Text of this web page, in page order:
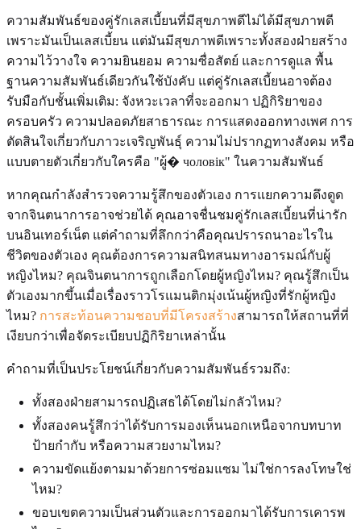
ความสัมพันธ์ของคู่รักเลสเบี้ยนที่มีสุขภาพดีไม่ได้มีสุขภาพดี
เพราะมันเป็นเลสเบี้ยน แต่มันมีสุขภาพดีเพราะทั้งสองฝ่ายสร้าง
ความไว้วางใจ ความยินยอม ความซื่อสัตย์ และการดูแล พื้น
ฐานความสัมพันธ์เดียวกันใช้บังคับ แต่คู่รักเลสเบี้ยนอาจต้อง
รับมือกับชั้นเพิ่มเติม: จังหวะเวลาที่จะออกมา ปฏิกิริยาของ
ครอบครัว ความปลอดภัยสาธารณะ การแสดงออกทางเพศ การ
ตัดสินใจเกี่ยวกับภาวะเจริญพันธุ์ ความไม่ปรากฏทางสังคม หรือ
แบบตายตัวเกี่ยวกับใครคือ "ผู้� чоловік" ในความสัมพันธ์
หากคุณกำลังสำรวจความรู้สึกของตัวเอง การแยกความดึงดูด
จากจินตนาการอาจช่วยได้ คุณอาจชื่นชมคู่รักเลสเบี้ยนที่น่ารัก
บนอินเทอร์เน็ต แต่คำถามที่ลึกกว่าคือคุณปรารถนาอะไรใน
ชีวิตของตัวเอง คุณต้องการความสนิทสนมทางอารมณ์กับผู้
หญิงไหม? คุณจินตนาการถูกเลือกโดยผู้หญิงไหม? คุณรู้สึกเป็น
ตัวเองมากขึ้นเมื่อเรื่องราวโรแมนติกมุ่งเน้นผู้หญิงที่รักผู้หญิง
ไหม? การสะท้อนความชอบที่มีโครงสร้างสามารถให้สถานที่ที่
เงียบกว่าเพื่อจัดระเบียบปฏิกิริยาเหล่านั้น
คำถามที่เป็นประโยชน์เกี่ยวกับความสัมพันธ์รวมถึง:
ทั้งสองฝ่ายสามารถปฏิเสธได้โดยไม่กลัวไหม?
ทั้งสองคนรู้สึกว่าได้รับการมองเห็นนอกเหนือจากบทบาท
ป้ายกำกับ หรือความสวยงามไหม?
ความขัดแย้งตามมาด้วยการซ่อมแซม ไม่ใช่การลงโทษใช่
ไหม?
ขอบเขตความเป็นส่วนตัวและการออกมาได้รับการเคารพ